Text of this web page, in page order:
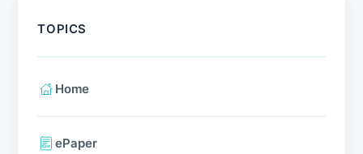
TOPICS
Home
ePaper